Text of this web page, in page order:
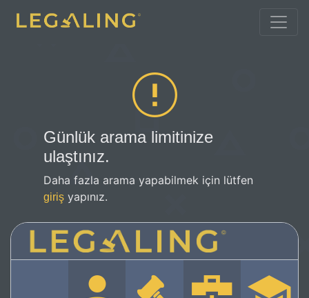
Günlük arama limitinize
ulaştınız.
Daha fazla arama yapabilmek için lütfen
giriş yapınız.